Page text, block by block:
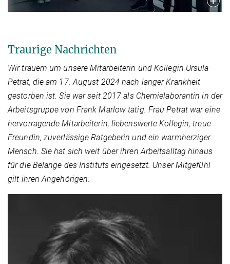
Traurige Nachrichten
Wir trauern um unsere Mitarbeiterin und Kollegin Ursula
Petrat, die am 17. August 2024 nach langer Krankheit
gestorben ist. Sie war seit 2017 als Chemielaborantin in der
Arbeitsgruppe von Frank Marlow tätig. Frau Petrat war eine
hervorragende Mitarbeiterin, liebenswerte Kollegin, treue
Freundin, zuverlässige Ratgeberin und ein warmherziger
Mensch. Sie hat sich weit über ihren Arbeitsalltag hinaus
für die Belange des Instituts eingesetzt. Unser Mitgefühl
gilt ihren Angehörigen.